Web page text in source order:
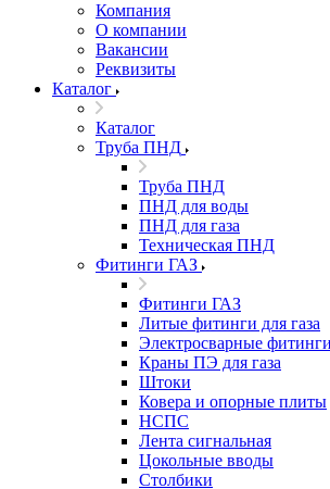
Компания
О компании
Вакансии
Реквизиты
Каталог
Каталог
Труба ПНД
Труба ПНД
ПНД для воды
ПНД для газа
Техническая ПНД
Фитинги ГАЗ
Фитинги ГАЗ
Литые фитинги для газа
Электросварные фитинги
Краны ПЭ для газа
Штоки
Ковера и опорные плиты
НСПС
Лента сигнальная
Цокольные вводы
Столбики